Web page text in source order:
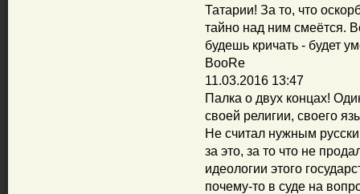
Татарии! За то, что
тайно над ним смеётся.
будешь кричать - будет
BooRe
11.03.2016 13:47
Палка о двух концах!
своей религии, своего
Не считал нужным
за это, за то что не
идеологии этого
почему-то в суде на